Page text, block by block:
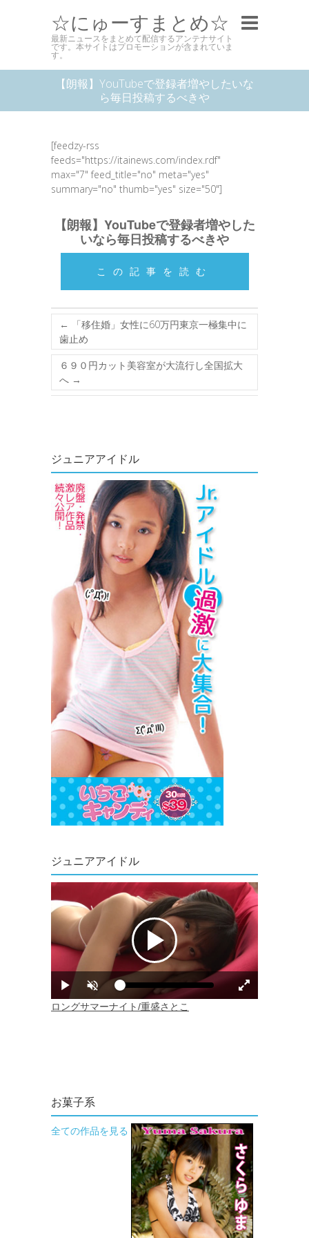
☆にゅーすまとめ☆
最新ニュースをまとめて配信するアンテナサイト
です。本サイトはプロモーションが含まれていま
す。
【朗報】YouTubeで登録者増やしたいな
ら毎日投稿するべきや
[feedzy-rss
feeds="https://itainews.com/index.rdf"
max="7" feed_title="no" meta="yes"
summary="no" thumb="yes" size="50"]
【朗報】YouTubeで登録者増やした
いなら毎日投稿するべきや
この記事を読む
←
「移住婚」女性に60万円東京一極集中に
歯止め
６９０円カット美容室が大流行し全国拡大
へ →
ジュニアアイドル
ジュニアアイドル
お菓子系
全ての作品を見る